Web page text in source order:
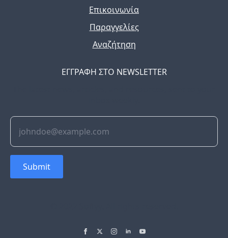
Επικοινωνία
Παραγγελίες
Αναζήτηση
ΕΓΓΡΑΦΗ ΣΤΟ NEWSLETTER
Submit